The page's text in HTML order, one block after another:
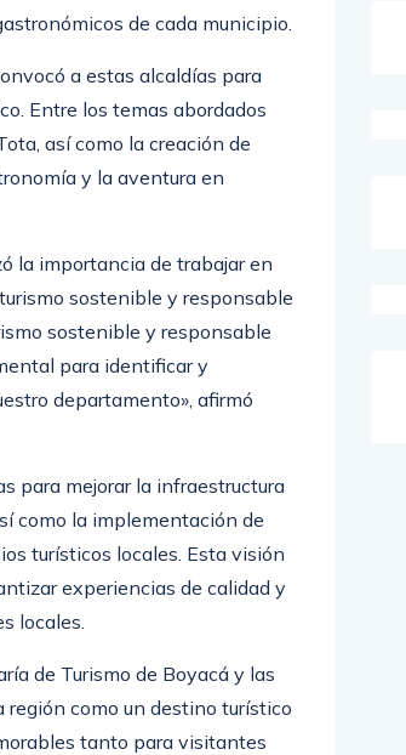
de cada municipio.
a estas alcaldías para
Entre los temas abordados
así como la creación de
y la aventura en
la importancia de trabajar en
sostenible y responsable
sostenible y responsable
para identificar y
departamento», afirmó
para mejorar la infraestructura
como la implementación de
turísticos locales. Esta visión
experiencias de calidad y
locales.
de Turismo de Boyacá y las
región como un destino turístico
tanto para visitantes